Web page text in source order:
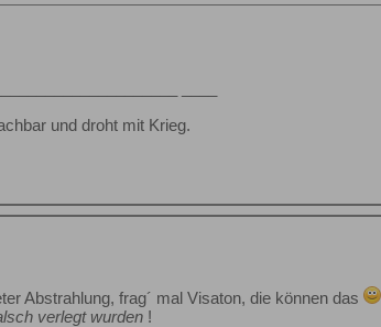
und droht mit Krieg.
Abstrahlung, frag´ mal Visaton, die können das
verlegt wurden !